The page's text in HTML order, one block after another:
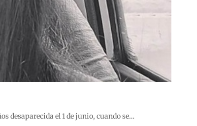
desaparecida el 1 de junio, cuando se…